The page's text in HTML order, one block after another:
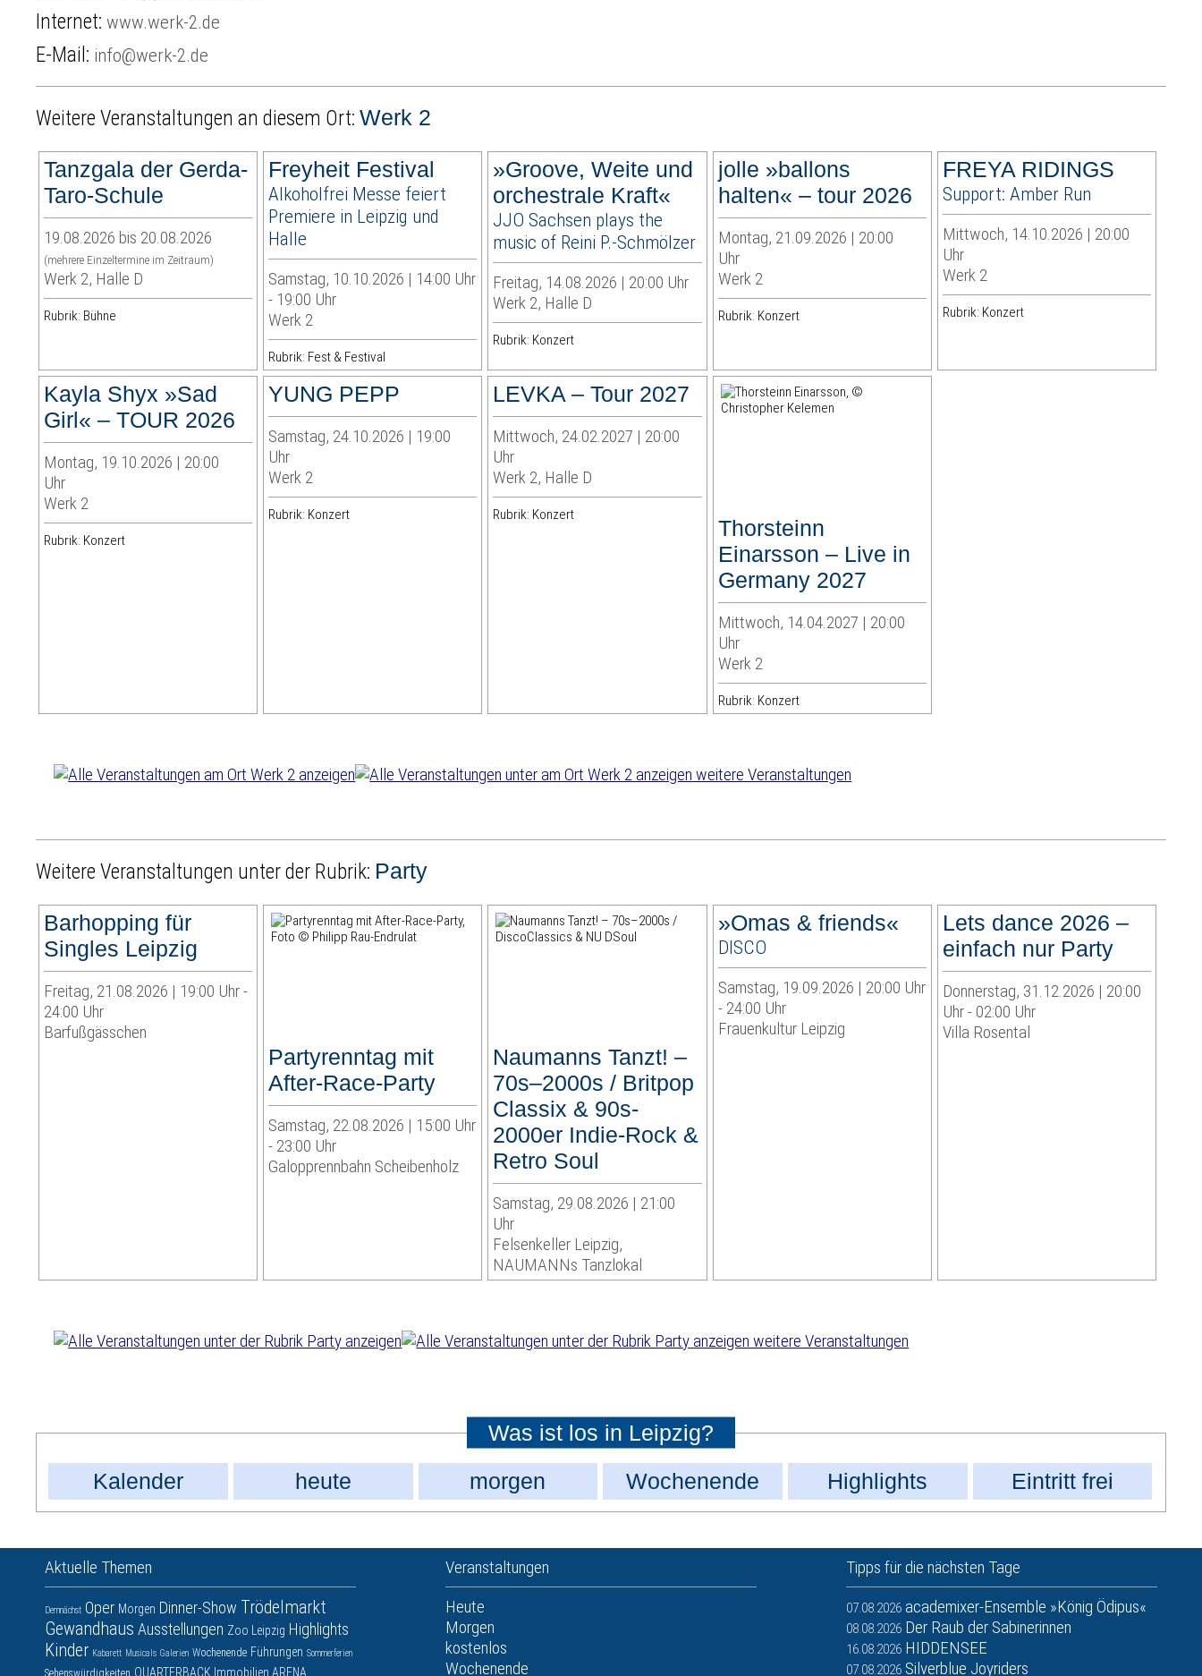
Internet:www.werk-2.de
E-Mail: info@werk-2.de
Weitere Veranstaltungen an diesem Ort:Werk 2
Tanzgala der Gerda-
Taro-Schule
19.08.2026 bis 20.08.2026
(mehrere Einzeltermine im Zeitraum)
Werk 2, Halle D
Rubrik: Bühne
Freyheit Festival
Alkoholfrei Messe feiert
Premiere in Leipzig und
Halle
Samstag, 10.10.2026 | 14:00 Uhr
- 19:00 Uhr
Werk 2
Rubrik: Fest & Festival
»Groove, Weite und
orchestrale Kraft«
JJO Sachsen plays the
music of Reini P.-Schmölzer
Freitag, 14.08.2026 | 20:00 Uhr
Werk 2, Halle D
Rubrik: Konzert
jolle »ballons
halten« – tour 2026
Montag, 21.09.2026 | 20:00
Uhr
Werk 2
Rubrik: Konzert
FREYA RIDINGS
Support: Amber Run
Mittwoch, 14.10.2026 | 20:00
Uhr
Werk 2
Rubrik: Konzert
Kayla Shyx »Sad
Girl« – TOUR 2026
Montag, 19.10.2026 | 20:00
Uhr
Werk 2
Rubrik: Konzert
YUNG PEPP
Samstag, 24.10.2026 | 19:00
Uhr
Werk 2
Rubrik: Konzert
LEVKA – Tour 2027
Mittwoch, 24.02.2027 | 20:00
Uhr
Werk 2, Halle D
Rubrik: Konzert
Thorsteinn
Einarsson – Live in
Germany 2027
Mittwoch, 14.04.2027 | 20:00
Uhr
Werk 2
Rubrik: Konzert
weitere Veranstaltungen
Weitere Veranstaltungen unter der Rubrik: Party
Barhopping für
Singles Leipzig
Freitag, 21.08.2026 | 19:00 Uhr -
24:00 Uhr
Barfußgässchen
Partyrenntag mit
After-Race-Party
Samstag, 22.08.2026 | 15:00 Uhr
- 23:00 Uhr
Galopprennbahn Scheibenholz
Naumanns Tanzt! –
70s–2000s / Britpop
Classix & 90s-
2000er Indie-Rock &
Retro Soul
Samstag, 29.08.2026 | 21:00
Uhr
Felsenkeller Leipzig,
NAUMANNs Tanzlokal
»Omas & friends«
DISCO
Samstag, 19.09.2026 | 20:00 Uhr
- 24:00 Uhr
Frauenkultur Leipzig
Lets dance 2026 –
einfach nur Party
Donnerstag, 31.12.2026 | 20:00
Uhr - 02:00 Uhr
Villa Rosental
weitere Veranstaltungen
Was ist los in Leipzig?
Kalender
heute morgen Wochenende Highlights Eintritt frei
Aktuelle Themen
Demnächst Oper Morgen Dinner-Show Trödelmarkt
Gewandhaus Ausstellungen Zoo Leipzig Highlights
Kinder Kabarett Musicals Galerien Wochenende Führungen Sommerferien
Sehenswürdigkeiten QUARTERBACK Immobilien ARENA
Veranstaltungen
Heute
Morgen
kostenlos
Wochenende
Tipps für die nächsten Tage
07.08.2026 academixer-Ensemble »König Ödipus«
08.08.2026 Der Raub der Sabinerinnen
16.08.2026 HIDDENSEE
07.08.2026 Silverblue Joyriders